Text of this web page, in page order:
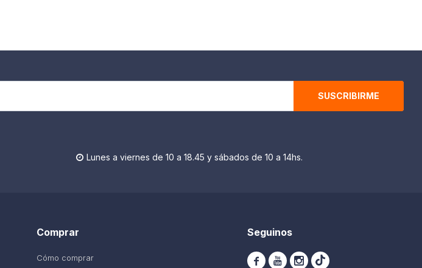
SUSCRIBIRME
 Lunes a viernes de 10 a 18.45 y sábados de 10 a 14hs.
Comprar
Cómo comprar
Seguinos
  